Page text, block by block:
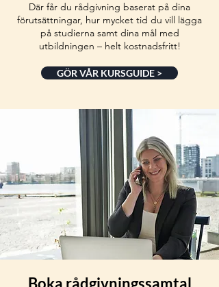
Där får du rådgivning baserat på dina
förutsättningar, hur mycket tid du vill lägga
på studierna samt dina mål med
utbildningen – helt kostnadsfritt!
GÖR VÅR KURSGUIDE >
Boka rådgivningssamtal